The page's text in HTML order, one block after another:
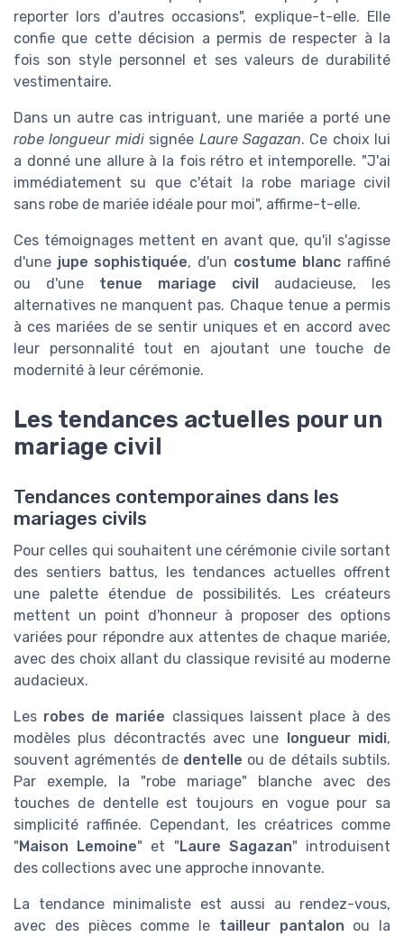
reporter lors d'autres occasions", explique-t-elle. Elle
confie que cette décision a permis de respecter à la
fois son style personnel et ses valeurs de durabilité
vestimentaire.
Dans un autre cas intriguant, une mariée a porté une
robe longueur midisignée Laure Sagazan. Ce choix lui
a donné une allure à la fois rétro et intemporelle. "J'ai
immédiatement su que c'était la robe mariage civil
sans robe de mariée idéale pour moi", affirme-t-elle.
Ces témoignages mettent en avant que, qu'il s'agisse
d'une jupe sophistiquée, d'un costume blanc raffiné
ou d'une tenue mariage civil audacieuse, les
alternatives ne manquent pas. Chaque tenue a permis
à ces mariées de se sentir uniques et en accord avec
leur personnalité tout en ajoutant une touche de
modernité à leur cérémonie.
Les tendances actuelles pour un
mariage civil
Tendances contemporaines dans les
mariages civils
Pour celles qui souhaitent une cérémonie civile sortant
des sentiers battus, les tendances actuelles offrent
une palette étendue de possibilités. Les créateurs
mettent un point d'honneur à proposer des options
variées pour répondre aux attentes de chaque mariée,
avec des choix allant du classique revisité au moderne
audacieux.
Les robes de mariée classiques laissent place à des
modèles plus décontractés avec une longueur midi,
souvent agrémentés de dentelle ou de détails subtils.
Par exemple, la "robe mariage" blanche avec des
touches de dentelle est toujours en vogue pour sa
simplicité raffinée. Cependant, les créatrices comme
"Maison Lemoine" et "Laure Sagazan" introduisent
des collections avec une approche innovante.
La tendance minimaliste est aussi au rendez-vous,
avec des pièces comme le tailleur pantalon ou la